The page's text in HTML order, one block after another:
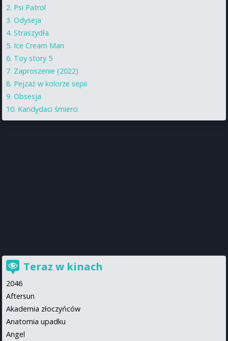
Psi Patrol
Odyseja
Straszydła
Ice Cream Man
Toy story 5
Zaproszenie (2022)
Pejzaż w kolorze sepii
Obsesja
Kandydaci śmierci
Teraz w kinach
2046
Aftersun
Akademia złoczyńców
Anatomia upadku
Angel